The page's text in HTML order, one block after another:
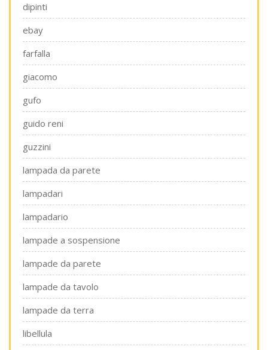
dipinti
ebay
farfalla
giacomo
gufo
guido reni
guzzini
lampada da parete
lampadari
lampadario
lampade a sospensione
lampade da parete
lampade da tavolo
lampade da terra
libellula